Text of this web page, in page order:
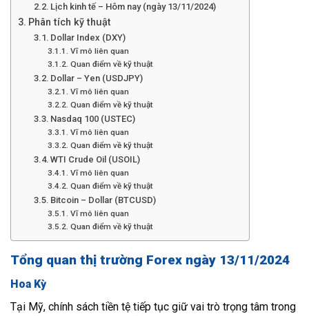
Lịch kinh tế – Hôm nay (ngày 13/11/2024)
Phân tích kỹ thuật
Dollar Index (DXY)
Vĩ mô liên quan
Quan điểm về kỹ thuật
Dollar – Yen (USDJPY)
Vĩ mô liên quan
Quan điểm về kỹ thuật
Nasdaq 100 (USTEC)
Vĩ mô liên quan
Quan điểm về kỹ thuật
WTI Crude Oil (USOIL)
Vĩ mô liên quan
Quan điểm về kỹ thuật
Bitcoin – Dollar (BTCUSD)
Vĩ mô liên quan
Quan điểm về kỹ thuật
Tổng quan thị trường Forex ngày 13/11/2024
Hoa Kỳ
Tại Mỹ, chính sách tiền tệ tiếp tục giữ vai trò trọng tâm trong